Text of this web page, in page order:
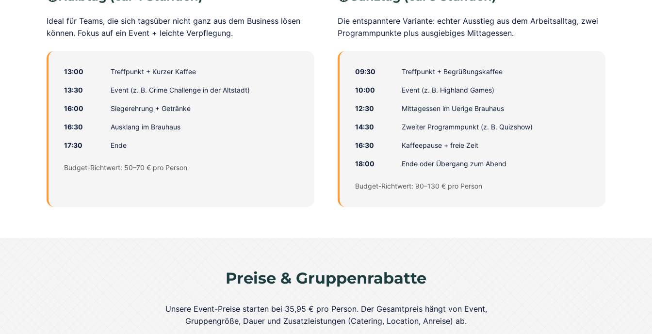
Ideal für Teams, die sich tagsüber nicht ganz aus dem Business lösen
können. Fokus auf ein Event + leichte Verpflegung.
Die entspanntere Variante: echter Ausstieg aus dem Arbeitsalltag, zwei
Programmpunkte plus ausgiebiges Mittagessen.
13:00 Treffpunkt + Kurzer Kaffee
13:30 Event (z. B. Crime Challenge in der Altstadt)
16:00 Siegerehrung + Getränke
16:30 Ausklang im Brauhaus
17:30 Ende
Budget-Richtwert: 50–70 € pro Person
09:30 Treffpunkt + Begrüßungskaffee
10:00 Event (z. B. Highland Games)
12:30 Mittagessen im Uerige Brauhaus
14:30 Zweiter Programmpunkt (z. B. Quizshow)
16:30 Kaffeepause + freie Zeit
18:00 Ende oder Übergang zum Abend
Budget-Richtwert: 90–130 € pro Person
Preise & Gruppenrabatte
Unsere Event-Preise starten bei 35,95 € pro Person. Der Gesamtpreis hängt von Event,
Gruppengröße, Dauer und Zusatzleistungen (Catering, Location, Anreise) ab.